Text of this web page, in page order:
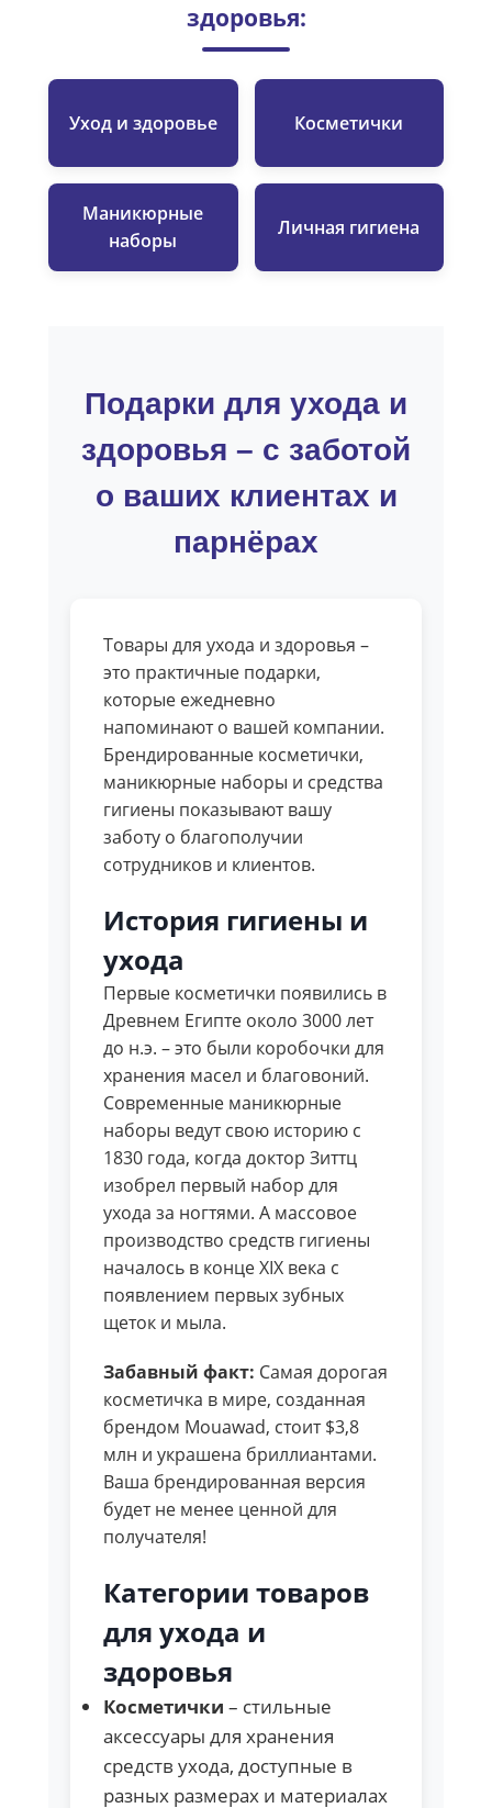
здоровья:
Уход и здоровье Косметички
Маникюрные
наборы
Личная гигиена
Подарки для ухода и
здоровья – с заботой
о ваших клиентах и
парнёрах
Товары для ухода и здоровья –
это практичные подарки,
которые ежедневно
напоминают о вашей компании.
Брендированные косметички,
маникюрные наборы и средства
гигиены показывают вашу
заботу о благополучии
сотрудников и клиентов.
История гигиены и
ухода
Первые косметички появились в
Древнем Египте около 3000 лет
до н.э. – это были коробочки для
хранения масел и благовоний.
Современные маникюрные
наборы ведут свою историю с
1830 года, когда доктор Зиттц
изобрел первый набор для
ухода за ногтями. А массовое
производство средств гигиены
началось в конце XIX века с
появлением первых зубных
щеток и мыла.
Забавный факт: Самая дорогая
косметичка в мире, созданная
брендом Mouawad, стоит $3,8
млн и украшена бриллиантами.
Ваша брендированная версия
будет не менее ценной для
получателя!
Категории товаров
для ухода и
здоровья
Косметички – стильные
аксессуары для хранения
средств ухода, доступные в
разных размерах и материалах